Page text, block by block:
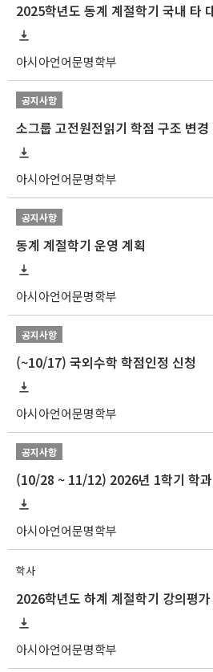
아시아언어문명학부
공지사항
소그룹 고전원전읽기 학점 구조 변경
아시아언어문명학부
공지사항
동계 계절학기 운영 계획
아시아언어문명학부
공지사항
(~10/17) 국외수학 학점인정 신청
아시아언어문명학부
공지사항
아시아언어문명학부
학사
2026학년도 하계 계절학기 강의평
아시아언어문명학부